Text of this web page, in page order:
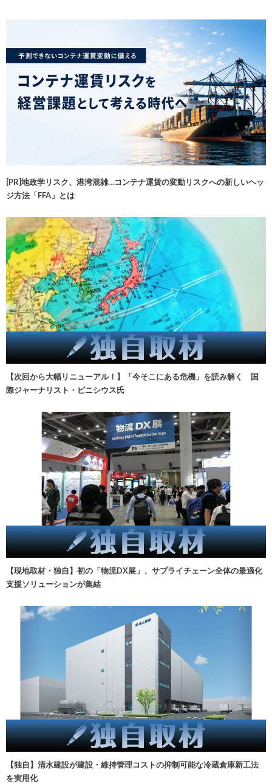
[PR]地政学リスク、港湾混雑…コンテナ運賃の変動リスクへの新しいヘッ
ジ方法「FFA」とは
【次回から大幅リニューアル！】「今そこにある危機」を読み解く 国
際ジャーナリスト・ビニシウス氏
【現地取材・独自】初の「物流DX展」、サプライチェーン全体の最適化
支援ソリューションが集結
【独自】清水建設が建設・維持管理コストの抑制可能な冷蔵倉庫新工法
を実用化